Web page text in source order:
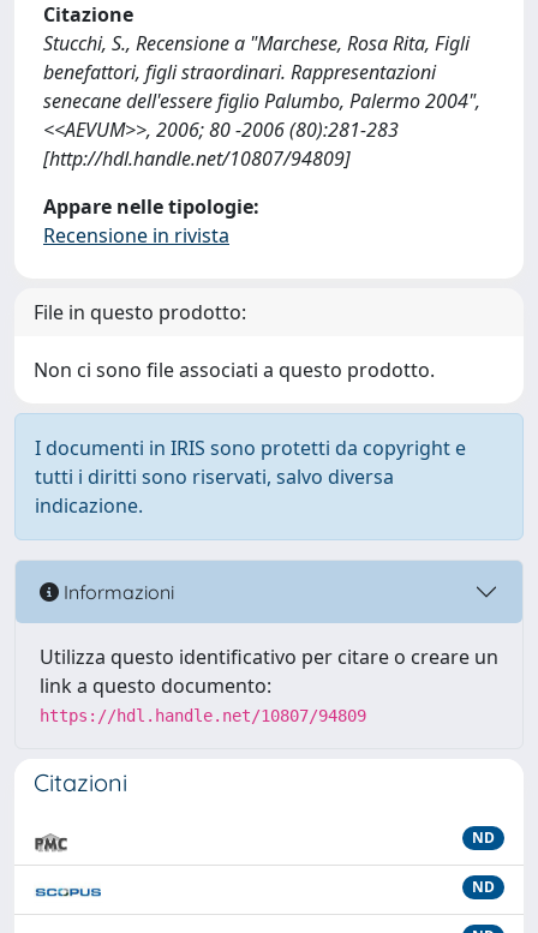
Citazione
Stucchi, S., Recensione a "Marchese, Rosa Rita, Figli
benefattori, figli straordinari. Rappresentazioni
senecane dell'essere figlio Palumbo, Palermo 2004",
<<AEVUM>>, 2006; 80 -2006 (80):281-283
[http://hdl.handle.net/10807/94809]
Appare nelle tipologie:
Recensione in rivista
File in questo prodotto:
Non ci sono file associati a questo prodotto.
I documenti in IRIS sono protetti da copyright e
tutti i diritti sono riservati, salvo diversa
indicazione.
Informazioni
Utilizza questo identificativo per citare o creare un
link a questo documento:
https://hdl.handle.net/10807/94809
Citazioni
ND
ND